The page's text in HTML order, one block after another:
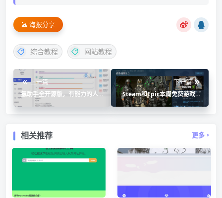
海报分享
综合教程 网站教程
上一篇
氢助手全开源版，有能力的人
可以自己进行二次开发与学习
下一篇
Steam和Epic本周免费游戏领
取地址
相关推荐 更多